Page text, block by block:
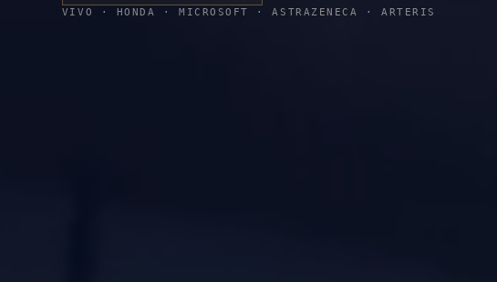
VIVO · HONDA · MICROSOFT · ASTRAZENECA · ARTERIS